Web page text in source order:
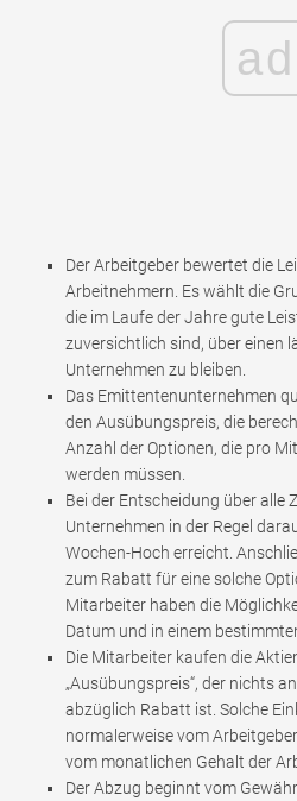
ad
Der Arbeitgeber bewertet die
Arbeitnehmern. Es wählt die
die im Laufe der Jahre gute
zuversichtlich sind, über einen
Unternehmen zu bleiben.
Das Emittentenunternehmen
den Ausübungspreis, die
Anzahl der Optionen, die pro
werden müssen.
Bei der Entscheidung über alle
Unternehmen in der Regel
Wochen-Hoch erreicht.
zum Rabatt für eine solche
Mitarbeiter haben die
Datum und in einem
Die Mitarbeiter kaufen die
„Ausübungspreis“, der nichts
abzüglich Rabatt ist. Solche
normalerweise vom
vom monatlichen Gehalt der
Der Abzug beginnt vom